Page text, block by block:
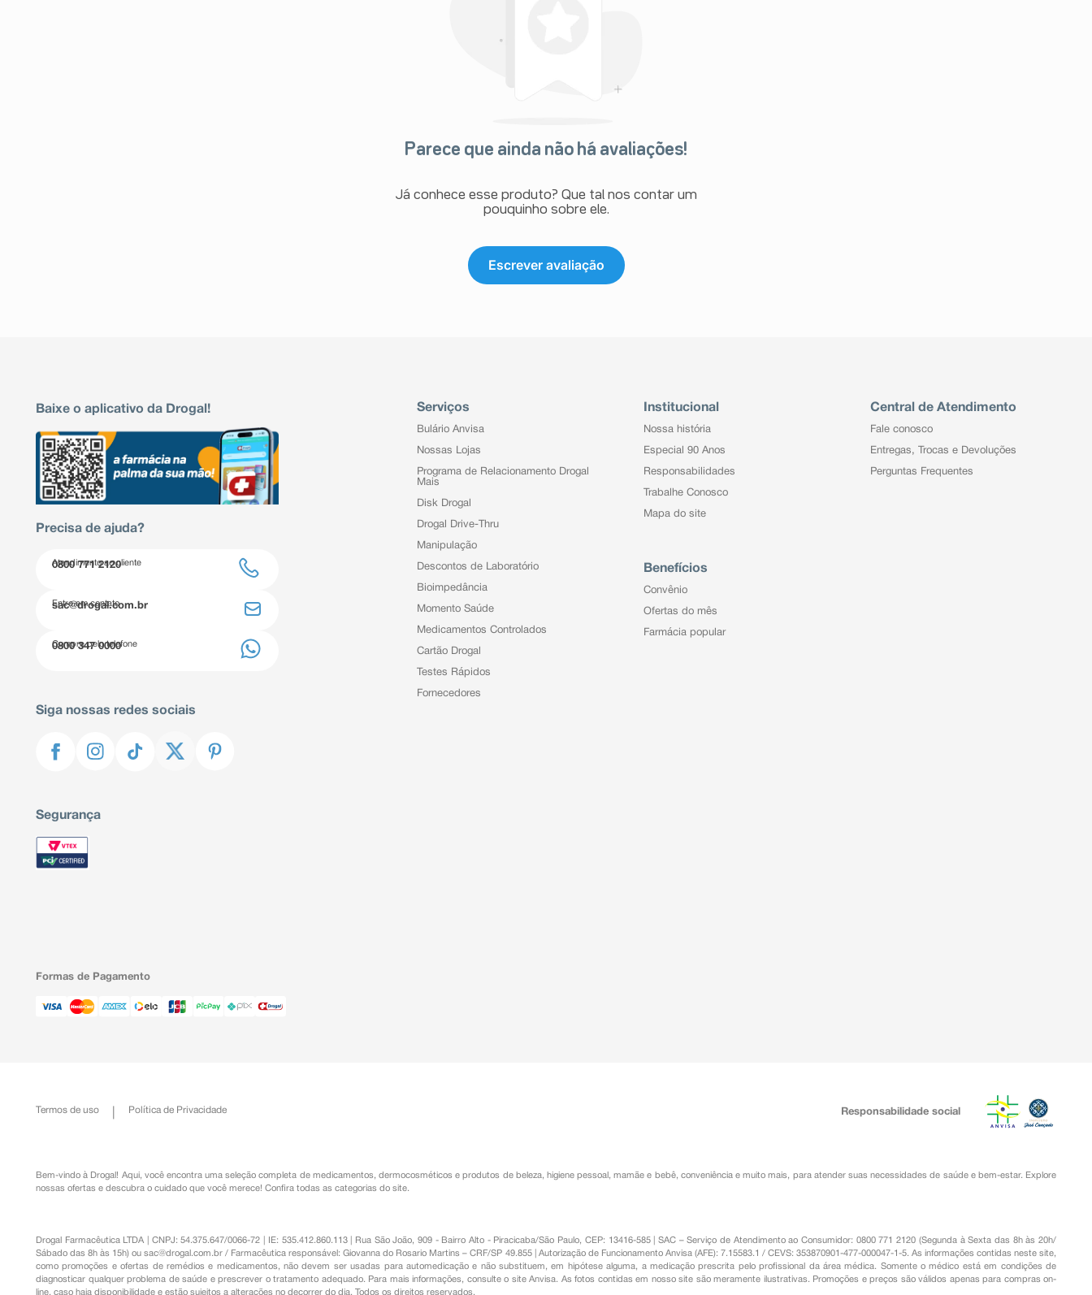
Parece que ainda não há avaliações!
Já conhece esse produto? Que tal nos contar um
pouquinho sobre ele.
Escrever avaliação
Baixe o aplicativo da Drogal!
Precisa de ajuda?
Atendimento ao cliente
0800 771 2120
Entre em contato
sac@drogal.com.br
Compre pelo telefone
0800 347 0000
Siga nossas redes sociais
Segurança
Serviços
Bulário Anvisa
Nossas Lojas
Programa de Relacionamento Drogal
Mais
Disk Drogal
Drogal Drive-Thru
Manipulação
Descontos de Laboratório
Bioimpedância
Momento Saúde
Medicamentos Controlados
Cartão Drogal
Testes Rápidos
Fornecedores
Institucional
Nossa história
Especial 90 Anos
Responsabilidades
Trabalhe Conosco
Mapa do site
Benefícios
Convênio
Ofertas do mês
Farmácia popular
Central de Atendimento
Fale conosco
Entregas, Trocas e Devoluções
Perguntas Frequentes
Formas de Pagamento
Termos de uso Política de Privacidade Responsabilidade social
Bem-vindo à Drogal! Aqui, você encontra uma seleção completa de medicamentos ,dermocosméticos e produtos de beleza, higiene pessoal ,mamãe e bebê, conveniênciae muito mais, para atender suas necessidades de saúde e bem-estar. Explore
nossas ofertas e descubra o cuidado que você merece! Confira todas as categorias do site.
Drogal Farmacêutica LTDA | CNPJ: 54.375.647/0066-72 | IE: 535.412.860.113 | Rua São João, 909 - Bairro Alto - Piracicaba/São Paulo, CEP: 13416-585 | SAC – Serviço de Atendimento ao Consumidor: 0800 771 2120 (Segunda à Sexta das 8h às 20h/
Sábado das 8h às 15h) ousac@drogal.com.br / Farmacêutica responsável: Giovanna do Rosario Martins – CRF/SP 49.855 | Autorização de Funcionamento Anvisa (AFE): 7.15583.1 / CEVS: 353870901-477-000047-1-5. As informações contidas neste site,
como promoções e ofertas de remédios e medicamentos, não devem ser usadas para automedicação e não substituem, em hipótese alguma, a medicação prescrita pelo profissional da área médica. Somente o médico está em condições de
diagnosticar qualquer problema de saúde e prescrever o tratamento adequado. Para mais informações, consulte o site Anvisa. As fotos contidas em nosso site são meramente ilustrativas. Promoções e preços são válidos apenas para compras on-
line, caso haja disponibilidade e estão sujeitos a alterações no decorrer do dia. Todos os direitos reservados.